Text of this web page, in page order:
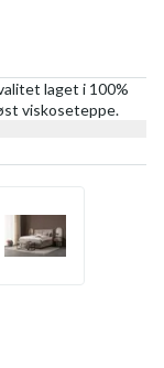
laget i 100%
viskoseteppe.